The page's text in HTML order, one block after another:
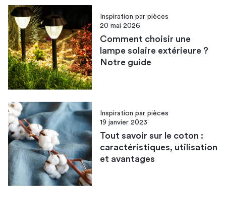
Inspiration par pièces
20 mai 2026
Comment choisir une
lampe solaire extérieur​e ?
Notre guide
Inspiration par pièces
19 janvier 2023
Tout savoir sur le coton :
caractéristiques, utilisation
et avantages